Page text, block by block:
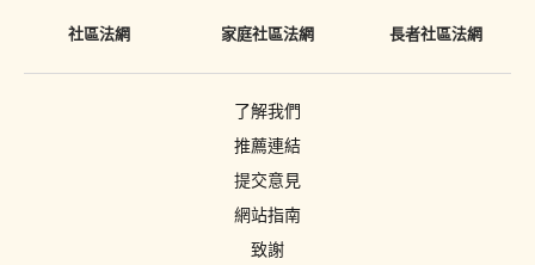
社區法網 家庭社區法網 長者社區法網
了解我們
推薦連結
提交意見
網站指南
致謝